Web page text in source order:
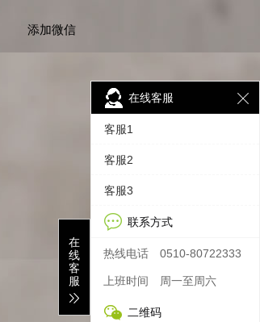
添加微信
在线客服
客服1
客服2
客服3
联系方式
热线电话 0510-80722333
上班时间 周一至周六
二维码
在
线
客
服